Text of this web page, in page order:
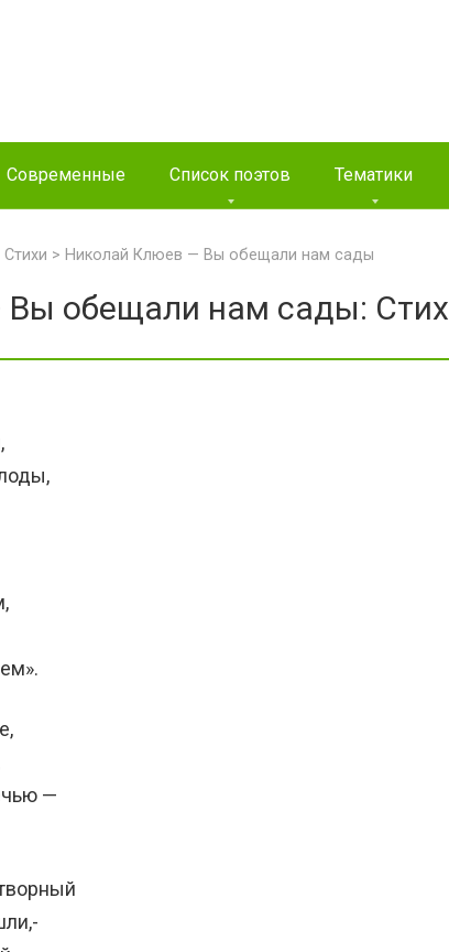
Современные Список поэтов Тематики
> Николай Клюев — Вы обещали нам сады
обещали нам сады: Стих
—